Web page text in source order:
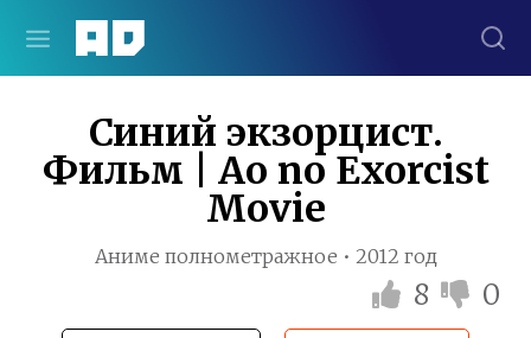
Синий экзорцист.
Фильм | Ao no Exorcist
Movie
Аниме полнометражное • 2012 год
8 0